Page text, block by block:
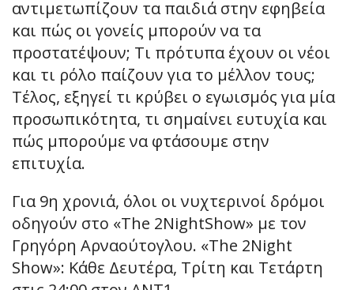
αντιμετωπίζουν τα παιδιά στην εφηβεία
και πώς οι γονείς μπορούν να τα
προστατέψουν; Τι πρότυπα έχουν οι νέοι
και τι ρόλο παίζουν για το μέλλον τους;
Τέλος, εξηγεί τι κρύβει ο εγωισμός για μία
προσωπικότητα, τι σημαίνει ευτυχία και
πώς μπορούμε να φτάσουμε στην
επιτυχία.
Για 9η χρονιά, όλοι οι νυχτερινοί δρόμοι
οδηγούν στο «The 2NightShow» με τον
Γρηγόρη Αρναούτογλου. «The 2Night
Show»: Κάθε Δευτέρα, Τρίτη και Τετάρτη